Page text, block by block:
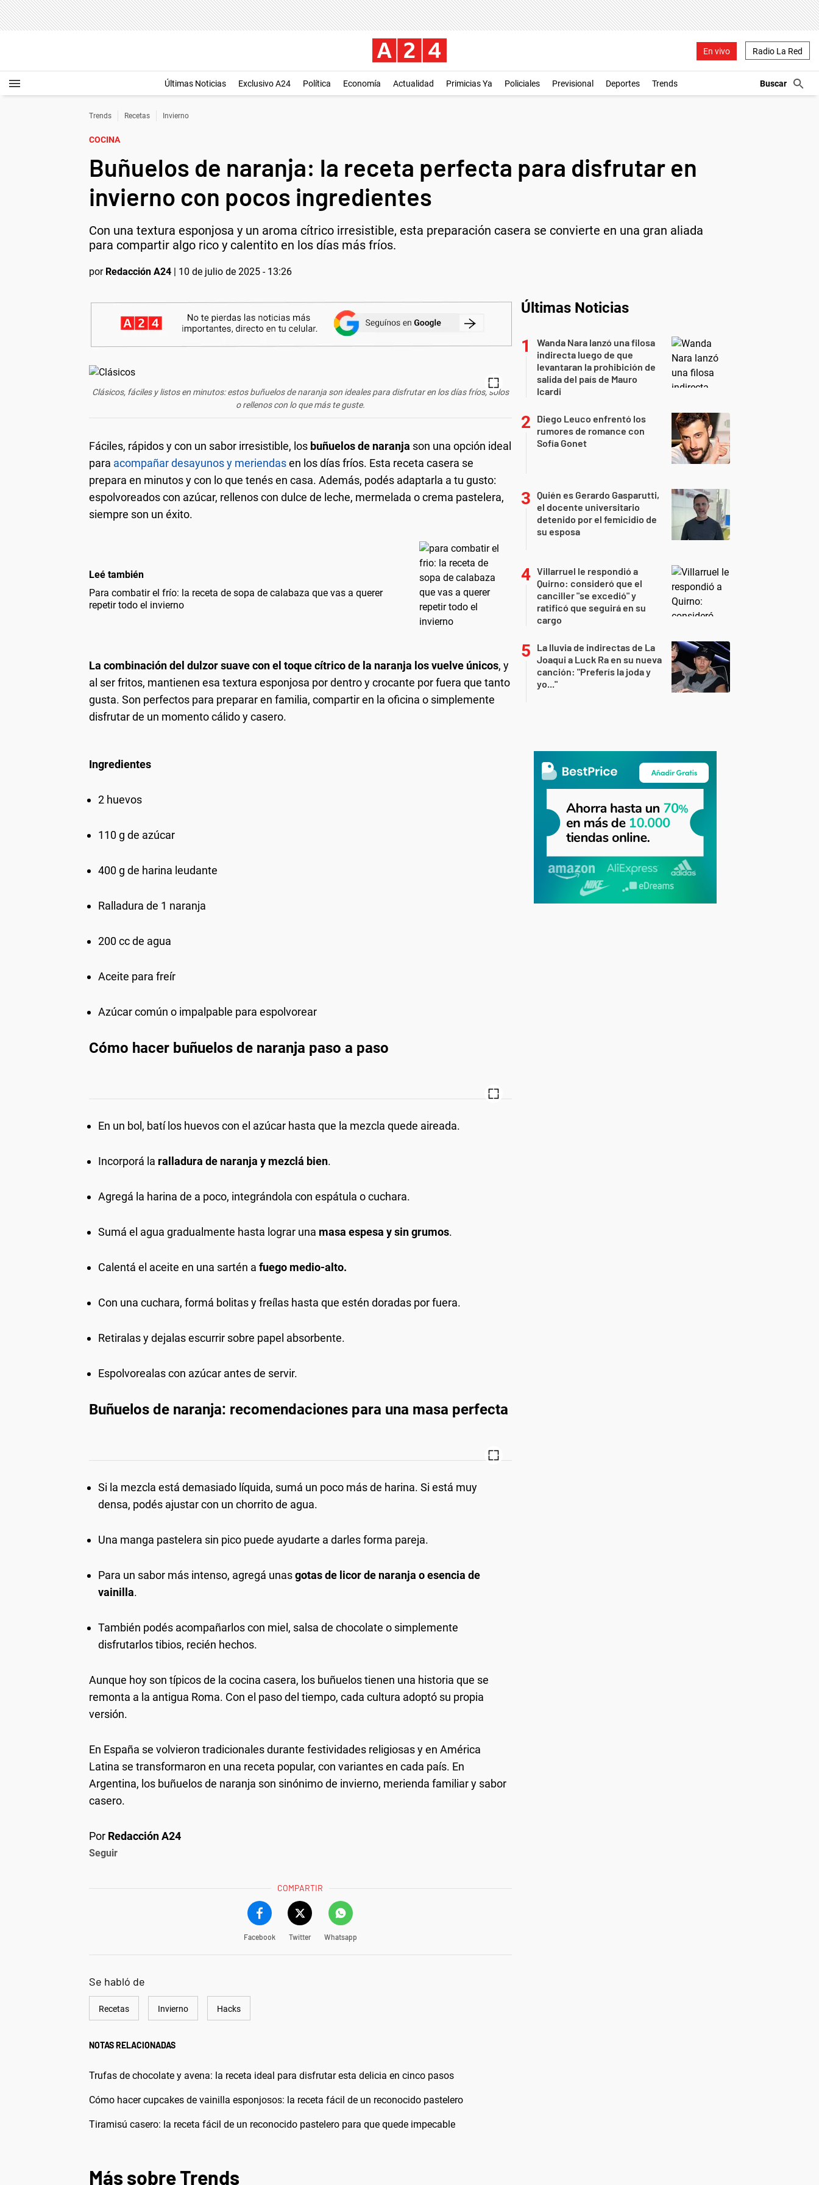
En vivo Radio La Red
Últimas Noticias Exclusivo A24 Política Economía Actualidad Primicias Ya Policiales Previsional Deportes Trends
Trends Recetas Invierno
COCINA
Buñuelos de naranja: la receta perfecta para disfrutar en
invierno con pocos ingredientes
Con una textura esponjosa y un aroma cítrico irresistible, esta preparación casera se convierte en una gran aliada
para compartir algo rico y calentito en los días más fríos.
por Redacción A24 | 10 de julio de 2025 - 13:26
Clásicos, fáciles y listos en minutos: estos buñuelos de naranja son ideales para disfrutar en los días fríos, solos
o rellenos con lo que más te guste.
Fáciles, rápidos y con un sabor irresistible, los buñuelos de naranja son una opción ideal
para acompañar desayunos y meriendasen los días fríos. Esta receta casera se
prepara en minutos y con lo que tenés en casa. Además, podés adaptarla a tu gusto:
espolvoreados con azúcar, rellenos con dulce de leche, mermelada o crema pastelera,
siempre son un éxito.
Leé también
Para combatir el frío: la receta de sopa de calabaza que vas a querer
repetir todo el invierno
La combinación del dulzor suave con el toque cítrico de la naranja los vuelve únicos, y
al ser fritos, mantienen esa textura esponjosa por dentro y crocante por fuera que tanto
gusta. Son perfectos para preparar en familia, compartir en la oficina o simplemente
disfrutar de un momento cálido y casero.
Ingredientes
2 huevos
110 g de azúcar
400 g de harina leudante
Ralladura de 1 naranja
200 cc de agua
Aceite para freír
Azúcar común o impalpable para espolvorear
Cómo hacer buñuelos de naranja paso a paso
En un bol, batí los huevos con el azúcar hasta que la mezcla quede aireada.
Incorporá la ralladura de naranja y mezclá bien.
Agregá la harina de a poco, integrándola con espátula o cuchara.
Sumá el agua gradualmente hasta lograr una masa espesa y sin grumos.
Calentá el aceite en una sartén a fuego medio-alto.
Con una cuchara, formá bolitas y freílas hasta que estén doradas por fuera.
Retiralas y dejalas escurrir sobre papel absorbente.
Espolvorealas con azúcar antes de servir.
Buñuelos de naranja: recomendaciones para una masa perfecta
Si la mezcla está demasiado líquida, sumá un poco más de harina. Si está muy
densa, podés ajustar con un chorrito de agua.
Una manga pastelera sin pico puede ayudarte a darles forma pareja.
Para un sabor más intenso, agregá unasgotas de licor de naranja o esencia de
vainilla.
También podés acompañarlos con miel, salsa de chocolate o simplemente
disfrutarlos tibios, recién hechos.
Aunque hoy son típicos de la cocina casera, los buñuelos tienen una historia que se
remonta a la antigua Roma. Con el paso del tiempo, cada cultura adoptó su propia
versión.
En España se volvieron tradicionales durante festividades religiosas y en América
Latina se transformaron en una receta popular, con variantes en cada país. En
Argentina, los buñuelos de naranja son sinónimo de invierno, merienda familiar y sabor
casero.
Por Redacción A24
Seguir
COMPARTIR
Facebook Twitter Whatsapp
Se habló de
Recetas Invierno Hacks
NOTAS RELACIONADAS
Trufas de chocolate y avena: la receta ideal para disfrutar esta delicia en cinco pasos
Cómo hacer cupcakes de vainilla esponjosos: la receta fácil de un reconocido pastelero
Tiramisú casero: la receta fácil de un reconocido pastelero para que quede impecable
Últimas Noticias
Wanda Nara lanzó una filosa
indirecta luego de que
levantaran la prohibición de
salida del país de Mauro
Icardi
Diego Leuco enfrentó los
rumores de romance con
Sofía Gonet
Quién es Gerardo Gasparutti,
el docente universitario
detenido por el femicidio de
su esposa
Villarruel le respondió a
Quirno: consideró que el
canciller "se excedió" y
ratificó que seguirá en su
cargo
La lluvia de indirectas de La
Joaqui a Luck Ra en su nueva
canción: "Preferís la joda y
yo..."
Más sobre Trends